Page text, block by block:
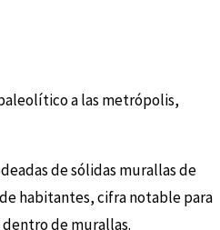
a las metrópolis,
de sólidas murallas de
habitantes, cifra notable para
de murallas.